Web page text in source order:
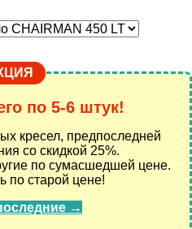
по 5-6 штук!
кресел, предпоследней
со скидкой 25%.
по сумасшедшей цене.
по старой цене!
→